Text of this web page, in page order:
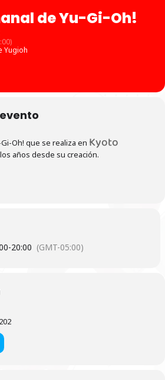
de Yu-Gi-Oh!
Yugioh
Oh! que se realiza en Kyoto
años desde su creación.
-20:00 (GMT-05:00)